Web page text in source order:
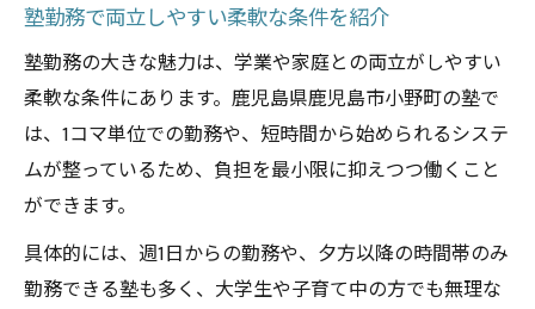
塾勤務で両立しやすい柔軟な条件を紹介
塾勤務の大きな魅力は、学業や家庭との両立がしやすい
柔軟な条件にあります。鹿児島県鹿児島市小野町の塾で
は、1コマ単位での勤務や、短時間から始められるシステ
ムが整っているため、負担を最小限に抑えつつ働くこと
ができます。
具体的には、週1日からの勤務や、夕方以降の時間帯のみ
勤務できる塾も多く、大学生や子育て中の方でも無理な